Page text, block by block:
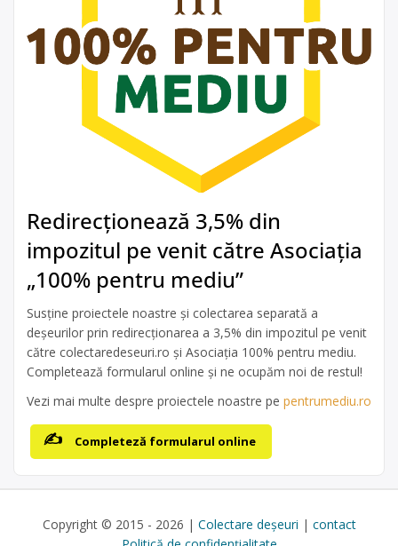
Redirecționează 3,5% din
impozitul pe venit către Asociația
„100% pentru mediu”
Susține proiectele noastre și colectarea separată a
deșeurilor prin redirecționarea a 3,5% din impozitul pe venit
către colectaredeseuri.ro și Asociația 100% pentru mediu.
Completează formularul online și ne ocupăm noi de restul!
Vezi mai multe despre proiectele noastre pe pentrumediu.ro
Completeză formularul online
Copyright © 2015 - 2026 | Colectare deșeuri | contact